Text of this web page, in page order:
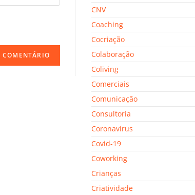
CNV
Coaching
Cocriação
Colaboração
Coliving
Comerciais
Comunicação
Consultoria
Coronavírus
Covid-19
Coworking
Crianças
Criatividade